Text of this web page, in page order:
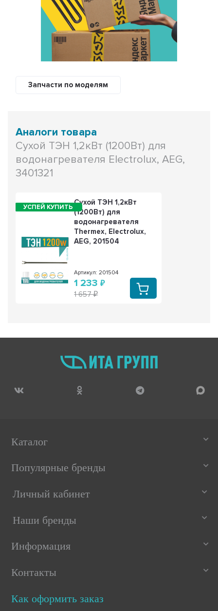
Запчасти по моделям
Аналоги товара
Сухой ТЭН 1,2кВт (1200Вт) для
водонагревателя Electrolux, AEG,
3401321
Сухой ТЭН 1,2кВт
(1200Вт) для
водонагревателя
Thermex, Electrolux,
AEG, 201504
Артикул: 201504
1 233
1 657
Каталог
Популярные бренды
Личный кабинет
Наши бренды
Информация
Контакты
Как оформить заказ